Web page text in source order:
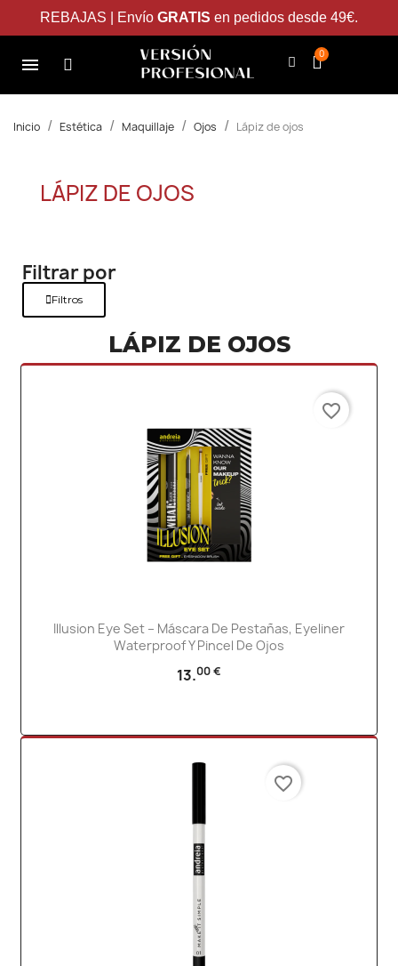
REBAJAS | Envío GRATIS en pedidos desde 49€.
Inicio Estética Maquillaje Ojos Lápiz de ojos
LÁPIZ DE OJOS
Filtrar por
Filtros
LÁPIZ DE OJOS
Illusion Eye Set – Máscara De Pestañas, Eyeliner
Waterproof Y Pincel De Ojos
13.00 €
favorite_border
favorite_border